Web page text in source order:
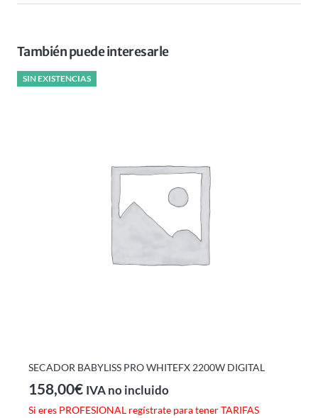
BABYLISS
cantidad
También puede interesarle
SIN EXISTENCIAS
SECADOR BABYLISS PRO WHITEFX 2200W DIGITAL
158,00€ IVA no incluido
Si eres PROFESIONAL regístrate para tener TARIFAS